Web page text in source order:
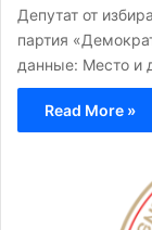
Депутат от
партия
данные: Место
Read More »